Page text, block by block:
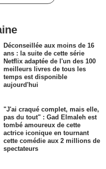
Déconseillée aux moins de 16
ans : la suite de cette série
Netflix adaptée de l'un des 100
meilleurs livres de tous les
temps est disponible
aujourd'hui
"J'ai craqué complet, mais elle,
pas du tout" : Gad Elmaleh est
tombé amoureux de cette
actrice iconique en tournant
cette comédie aux 2 millions de
spectateurs